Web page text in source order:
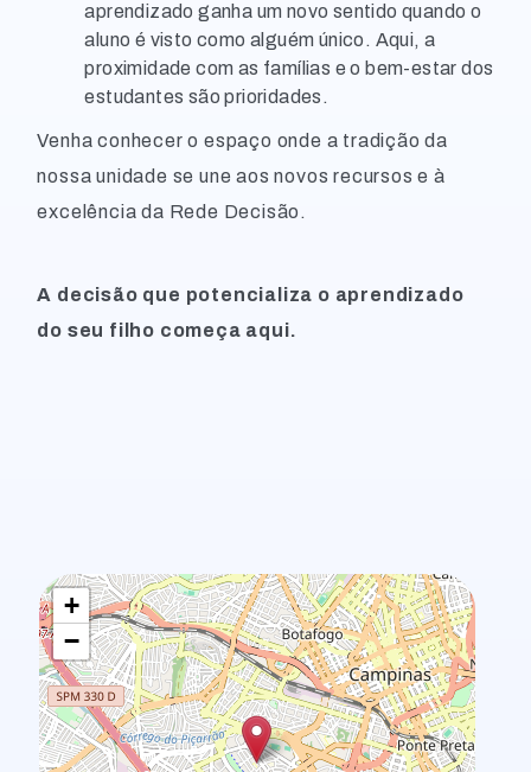
aprendizado ganha um novo sentido quando o
aluno é visto como alguém único. Aqui, a
proximidade com as famílias e o bem-estar dos
estudantes são prioridades.
Venha conhecer o espaço onde a tradição da
nossa unidade se une aos novos recursos e à
excelência da Rede Decisão.
A decisão que potencializa o aprendizado
do seu filho começa aqui.
+
−